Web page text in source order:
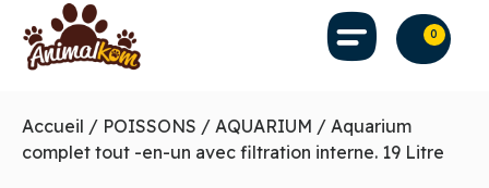
0
Accueil / POISSONS / AQUARIUM / Aquarium
complet tout -en-un avec filtration interne. 19 Litre